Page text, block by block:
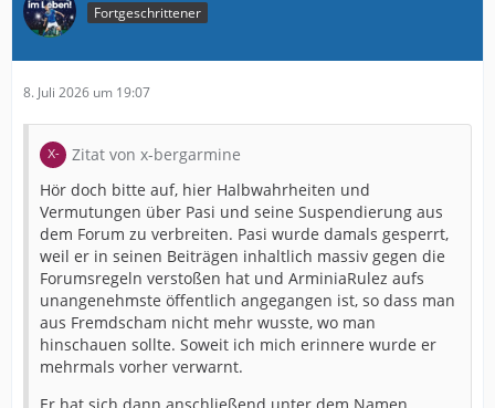
Fortgeschrittener
8. Juli 2026 um 19:07
Zitat von x-bergarmine
Hör doch bitte auf, hier Halbwahrheiten und
Vermutungen über Pasi und seine Suspendierung aus
dem Forum zu verbreiten. Pasi wurde damals gesperrt,
weil er in seinen Beiträgen inhaltlich massiv gegen die
Forumsregeln verstoßen hat und ArminiaRulez aufs
unangenehmste öffentlich angegangen ist, so dass man
aus Fremdscham nicht mehr wusste, wo man
hinschauen sollte. Soweit ich mich erinnere wurde er
mehrmals vorher verwarnt.